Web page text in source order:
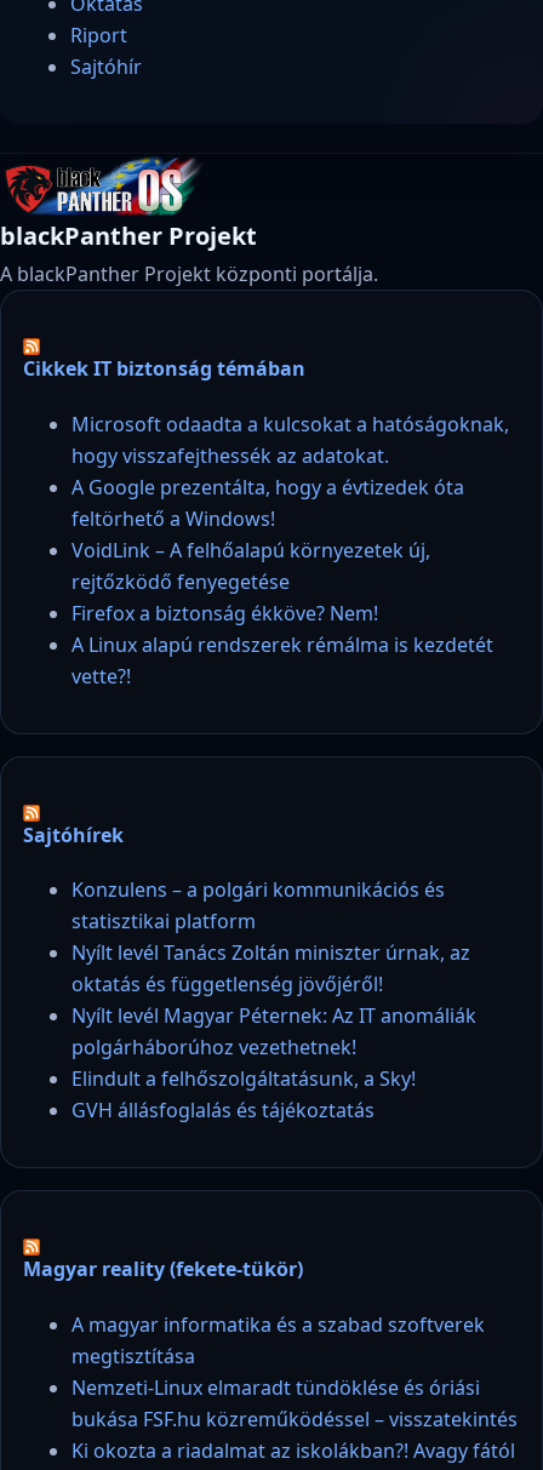
Riport
Sajtóhír
blackPanther Projekt
A blackPanther Projekt központi portálja.
Cikkek IT biztonság témában
Microsoft odaadta a kulcsokat a hatóságoknak,
hogy visszafejthessék az adatokat.
A Google prezentálta, hogy a évtizedek óta
feltörhető a Windows!
VoidLink – A felhőalapú környezetek új,
rejtőzködő fenyegetése
Firefox a biztonság ékköve? Nem!
A Linux alapú rendszerek rémálma is kezdetét
vette?!
Sajtóhírek
Konzulens – a polgári kommunikációs és
statisztikai platform
Nyílt levél Tanács Zoltán miniszter úrnak, az
oktatás és függetlenség jövőjéről!
Nyílt levél Magyar Péternek: Az IT anomáliák
polgárháborúhoz vezethetnek!
Elindult a felhőszolgáltatásunk, a Sky!
GVH állásfoglalás és tájékoztatás
Magyar reality (fekete-tükör)
A magyar informatika és a szabad szoftverek
megtisztítása
Nemzeti-Linux elmaradt tündöklése és óriási
bukása FSF.hu közreműködéssel – visszatekintés
Ki okozta a riadalmat az iskolákban?! Avagy fától